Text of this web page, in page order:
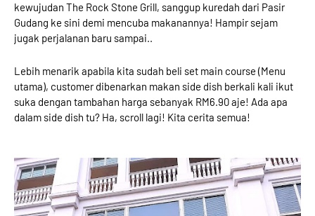
kewujudan The Rock Stone Grill, sanggup kuredah dari Pasir
Gudang ke sini demi mencuba makanannya! Hampir sejam
jugak perjalanan baru sampai..
Lebih menarik apabila kita sudah beli set main course (Menu
utama), customer dibenarkan makan side dish berkali kali ikut
suka dengan tambahan harga sebanyak RM6.90 aje! Ada apa
dalam side dish tu? Ha, scroll lagi! Kita cerita semua!